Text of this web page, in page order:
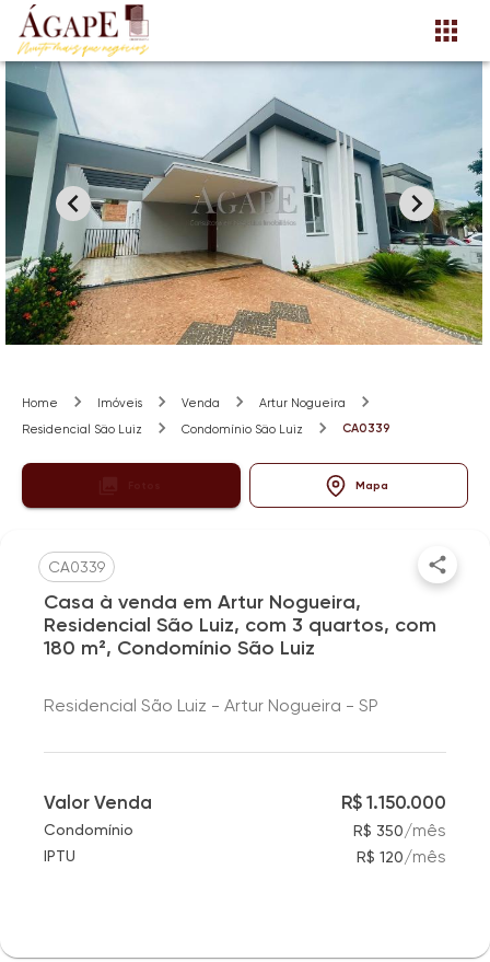
Home Imóveis Venda
Artur Nogueira
Residencial São Luiz
Condomínio São Luiz CA0339
Mapa
CA0339
Casa à venda em Artur Nogueira,
Residencial São Luiz, com 3 quartos, com
180 m², Condomínio São Luiz
Residencial São Luiz - Artur Nogueira - SP
Valor Venda R$ 1.150.000
Condomínio R$ 350/mês
IPTU R$ 120/mês